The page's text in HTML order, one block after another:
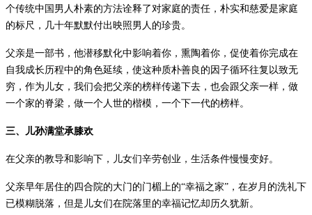
个传统中国男人朴素的方法诠释了对家庭的责任，朴实和慈爱是家庭
的标尺，几十年默默付出映照男人的珍贵。
父亲是一部书，他潜移默化中影响着你，熏陶着你，促使着你完成在
自我成长历程中的角色延续，使这种质朴善良的因子循环往复以致无
穷，作为儿女，我们会把父亲的榜样传递下去，也会跟父亲一样，做
一个家的脊梁，做一个人世的楷模，一个下一代的榜样。
三、儿孙满堂承膝欢
在父亲的教导和影响下，儿女们辛劳创业，生活条件慢慢变好。
父亲早年居住的四合院的大门的门楣上的“幸福之家” ，在岁月的洗礼下
已模糊脱落，但是儿女们在院落里的幸福记忆却历久犹新。